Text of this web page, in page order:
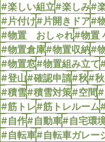
#楽しい組立#楽しみ#
#片付け#片開きドア#
#物置 おしゃれ#物置
#物置倉庫#物置収納#
#物置窓#物置組み立て
#登山#確認申請#秋#秋
#積雪#積雪対策#空間#
#筋トレ#筋トレルーム
#自作#自動車#自宅環
#自転車#自転車ガレー